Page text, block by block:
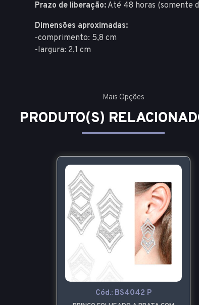
Prazo de liberação: Até 48 horas (somente
Dimensões aproximadas:
-comprimento: 5,8 cm
-largura: 2,1 cm
Mais Opções
PRODUTO(S)
Cód.: BS4042 P